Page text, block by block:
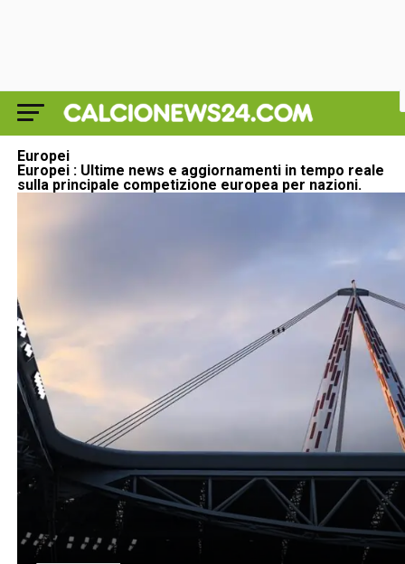
Europei
Europei: Ultime news e aggiornamenti in tempo reale
sulla principale competizione europea per nazioni.